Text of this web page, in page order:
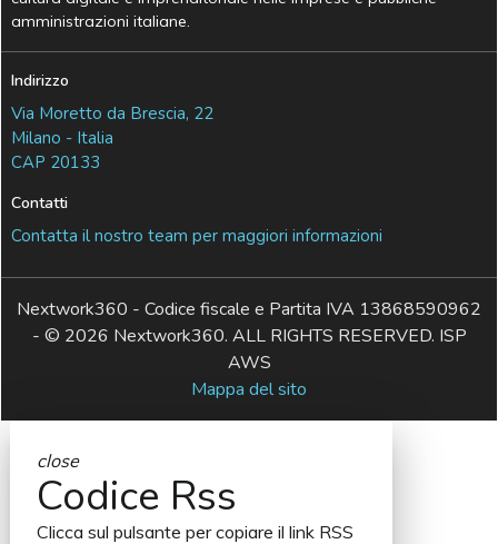
amministrazioni italiane.
Indirizzo
Via Moretto da Brescia, 22
Milano - Italia
CAP 20133
Contatti
Contatta il nostro team per maggiori informazioni
Nextwork360 - Codice fiscale e Partita IVA 13868590962
- © 2026 Nextwork360. ALL RIGHTS RESERVED. ISP
AWS
Mappa del sito
close
Codice Rss
Clicca sul pulsante per copiare il link RSS